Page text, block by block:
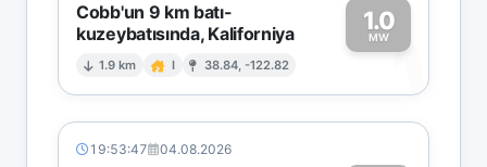
Cobb'un 9 km batı-
kuzeybatısında, Kaliforniya
1.9 km I 38.84, -122.82
1.0
MW1
19:53:47 04.08.2026